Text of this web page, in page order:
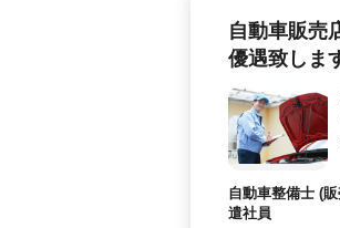
です。顧問契
のスキルを高め
自動車販売
優遇致しま
自動車整備士 (
遣社員